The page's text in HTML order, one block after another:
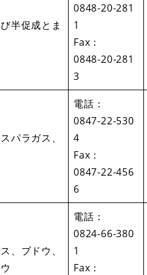
半促成とま
0848‐20‐281
1
Fax：
0848‐20‐281
3
パラガス、
電話：
0847-22-530
4
Fax：
0847-22-456
6
、ブドウ、
電話：
0824-66-380
1
Fax：